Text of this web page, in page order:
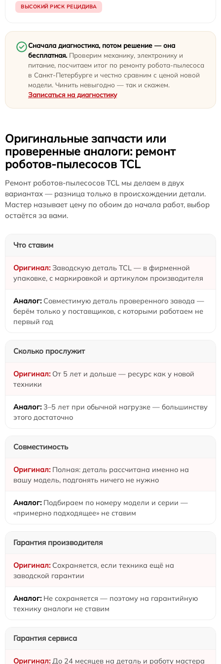
ВЫСОКИЙ РИСК РЕЦИДИВА
Сначала диагностика, потом решение — она
бесплатная. Проверим механику, электронику и
питание, посчитаем итог по ремонту робота-пылесоса
в Санкт-Петербурге и честно сравним с ценой новой
модели. Чинить невыгодно — так и скажем.
Записаться на диагностику
Оригинальные запчасти или
проверенные аналоги: ремонт
роботов-пылесосов TCL
Ремонт роботов-пылесосов TCL мы делаем в двух
вариантах — разница только в происхождении детали.
Мастер называет цену по обоим до начала работ, выбор
остаётся за вами.
Что ставим
Заводскую деталь TCL — в фирменной
упаковке, с маркировкой и артикулом производителя
Совместимую деталь проверенного завода —
берём только у поставщиков, с которыми работаем не
первый год
Сколько прослужит
От 5 лет и дольше — ресурс как у новой
техники
3–5 лет при обычной нагрузке — большинству
этого достаточно
Совместимость
Полная: деталь рассчитана именно на
вашу модель, подгонять ничего не нужно
Подбираем по номеру модели и серии —
«примерно подходящее» не ставим
Гарантия производителя
Сохраняется, если техника ещё на
заводской гарантии
Не сохраняется — поэтому на гарантийную
технику аналоги не ставим
Гарантия сервиса
До 24 месяцев на деталь и работу мастера